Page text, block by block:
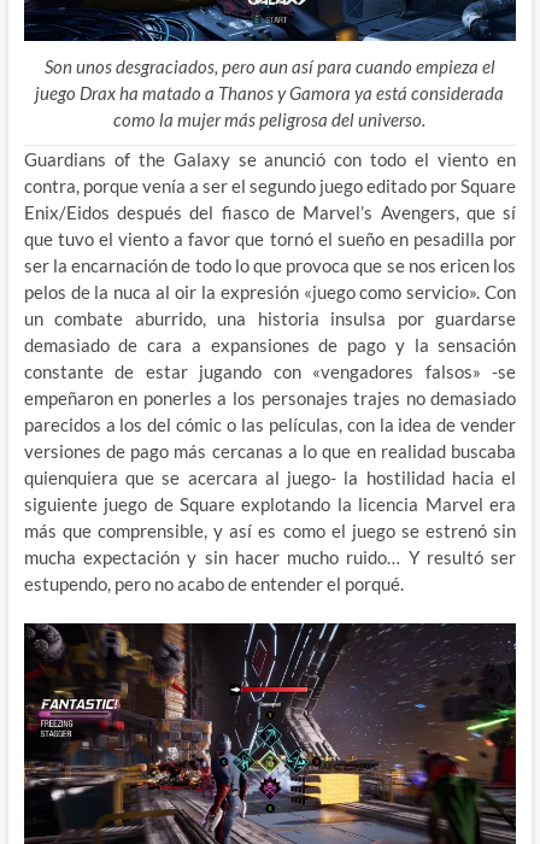
Son unos desgraciados, pero aun así para cuando empieza el
juego Drax ha matado a Thanos y Gamora ya está considerada
como la mujer más peligrosa del universo.
Guardians of the Galaxy se anunció con todo el viento en
contra, porque venía a ser el segundo juego editado por Square
Enix/Eidos después del fiasco de Marvel’s Avengers, que sí
que tuvo el viento a favor que tornó el sueño en pesadilla por
ser la encarnación de todo lo que provoca que se nos ericen los
pelos de la nuca al oir la expresión «juego como servicio». Con
un combate aburrido, una historia insulsa por guardarse
demasiado de cara a expansiones de pago y la sensación
constante de estar jugando con «vengadores falsos» -se
empeñaron en ponerles a los personajes trajes no demasiado
parecidos a los del cómic o las películas, con la idea de vender
versiones de pago más cercanas a lo que en realidad buscaba
quienquiera que se acercara al juego- la hostilidad hacia el
siguiente juego de Square explotando la licencia Marvel era
más que comprensible, y así es como el juego se estrenó sin
mucha expectación y sin hacer mucho ruido… Y resultó ser
estupendo, pero no acabo de entender el porqué.